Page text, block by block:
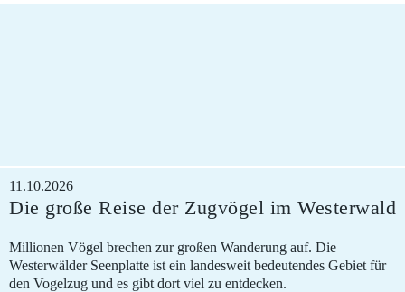
11.10.2026
Die große Reise der Zugvögel im Westerwald
Millionen Vögel brechen zur großen Wanderung auf. Die
Westerwälder Seenplatte ist ein landesweit bedeutendes Gebiet für
den Vogelzug und es gibt dort viel zu entdecken.